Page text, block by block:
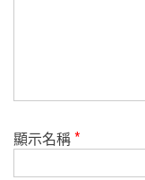
顯示名稱*